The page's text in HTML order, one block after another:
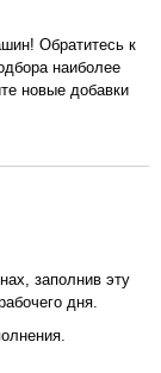
Обратитесь к
наиболее
новые добавки
заполнив эту
дня.